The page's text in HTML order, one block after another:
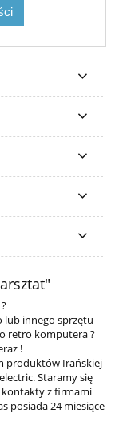
lub innego sprzętu
retro komputera ?
!
produktów Irańskiej
Staramy się
kontakty z firmami
posiada 24 miesiące